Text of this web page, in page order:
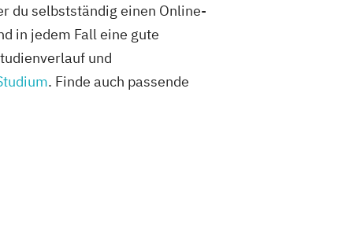
du selbstständig einen Online-
in jedem Fall eine gute
und
. Finde auch passende